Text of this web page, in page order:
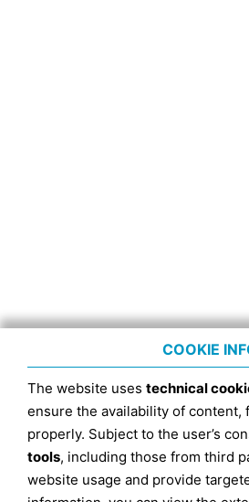
COOKIE
The website uses technical
ensure the availability of content,
properly. Subject to the user’s
tools, including those from third
website usage and provide